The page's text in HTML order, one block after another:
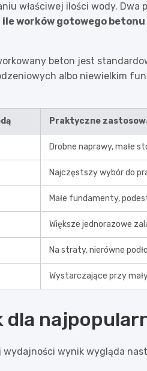
właściwej ilości wody.
ile worków gotowego betonu
beton jest
albo niewielkim
Praktyczne
Drobne naprawy, małe
Najczęstszy wybór do
Małe fundamenty,
Większe jednorazowe
Na straty, nierówne
Wystarczające przy
dla
wydajności wynik wygląda